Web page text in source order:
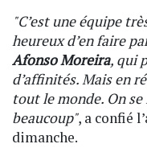
"C’est une équipe
heureux d’en faire
Afonso Moreira, qui
d’affinités. Mais en
tout le monde. On
beaucoup", a confié
dimanche.